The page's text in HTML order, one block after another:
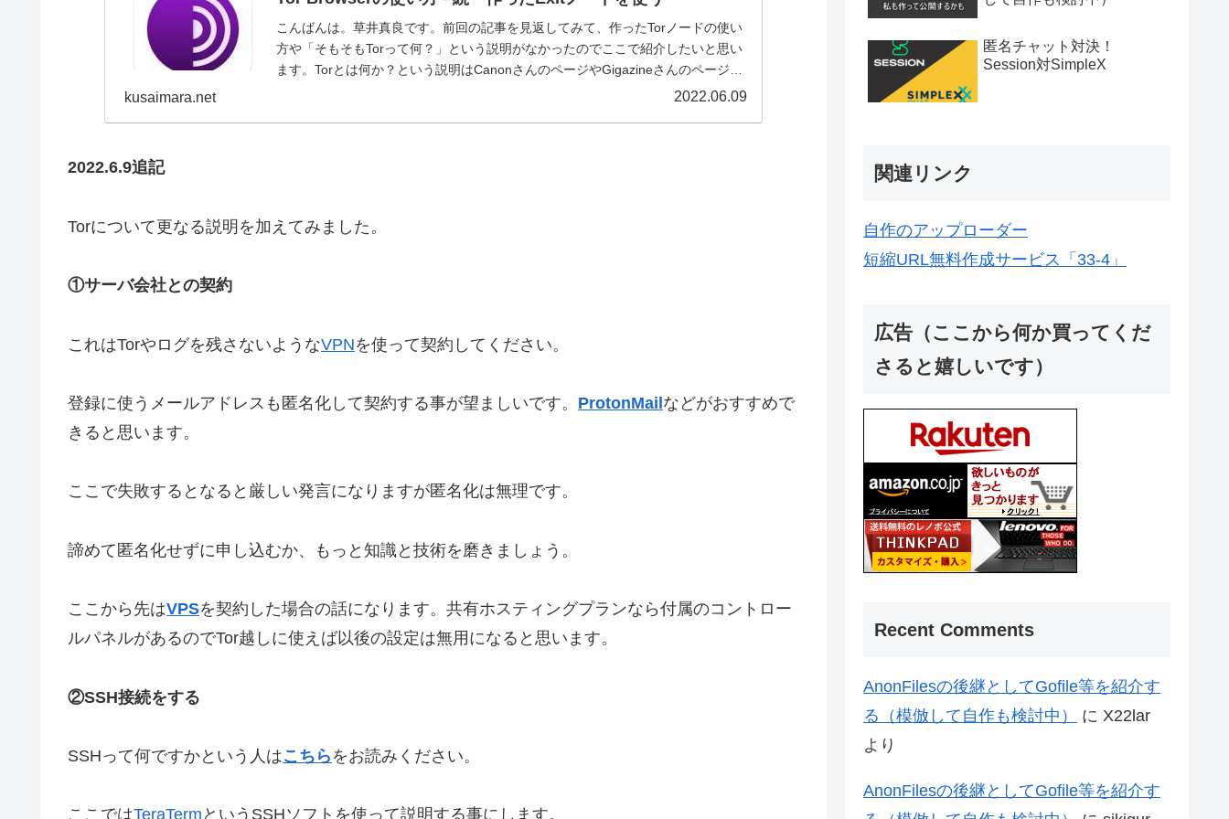
こんばんは。草井真良です。前回の記事を見返してみて、作ったTorノードの使い
方や「そもそもTorって何？」という説明がなかったのでここで紹介したいと思い
ます。Torとは何か？という説明はCanonさんのページやGigazineさんのページ
kusaimara.net 2022.06.09
2022.6.9追記
Torについて更なる説明を加えてみました。
①サーバ会社との契約
これはTorやログを残さないようなVPNを使って契約してください。
登録に使うメールアドレスも匿名化して契約する事が望ましいです。 ProtonMailなどがおすすめで
きると思います。
ここで失敗するとなると厳しい発言になりますが匿名化は無理です。
諦めて匿名化せずに申し込むか、もっと知識と技術を磨きましょう。
ここから先はVPSを契約した場合の話になります。共有ホスティングプランなら付属のコントロー
ルパネルがあるのでTor越しに使えば以後の設定は無用になると思います。
②SSH接続をする
SSHって何ですかという人はこちら をお読みください。
ここではTeraTerm というSSHソフトを使って説明する事にします。
匿名チャット対決！
Session対SimpleX
関連リンク
自作のアップローダー
短縮URL無料作成サービス「33-4」
広告（ここから何か買ってくだ
さると嬉しいです）
Recent Comments
AnonFilesの後継としてGofile等を紹介す
る（模倣して自作も検討中）
に X22lar
より
AnonFilesの後継としてGofile等を紹介す